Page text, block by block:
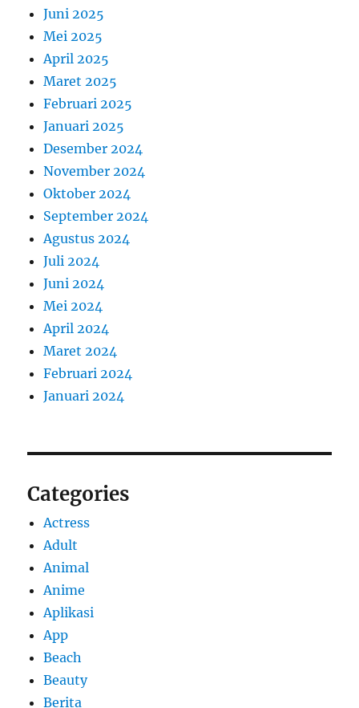
Juni 2025
Mei 2025
April 2025
Maret 2025
Februari 2025
Januari 2025
Desember 2024
November 2024
Oktober 2024
September 2024
Agustus 2024
Juli 2024
Juni 2024
Mei 2024
April 2024
Maret 2024
Februari 2024
Januari 2024
Categories
Actress
Adult
Animal
Anime
Aplikasi
App
Beach
Beauty
Berita